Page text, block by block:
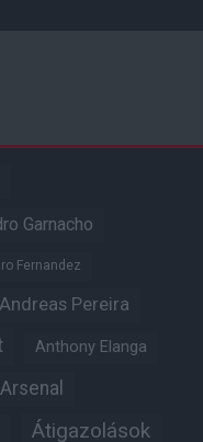
Garnacho
Fernandez
Andreas Pereira
Anthony Elanga
Arsenal
Átigazolások